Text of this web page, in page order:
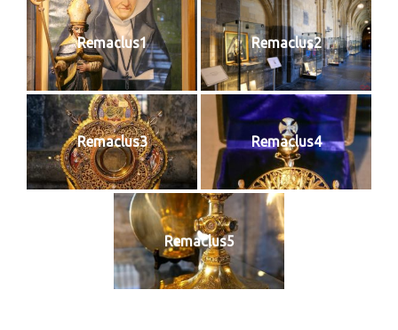
Remaclus1 Remaclus2
Remaclus3 Remaclus4
Remaclus5